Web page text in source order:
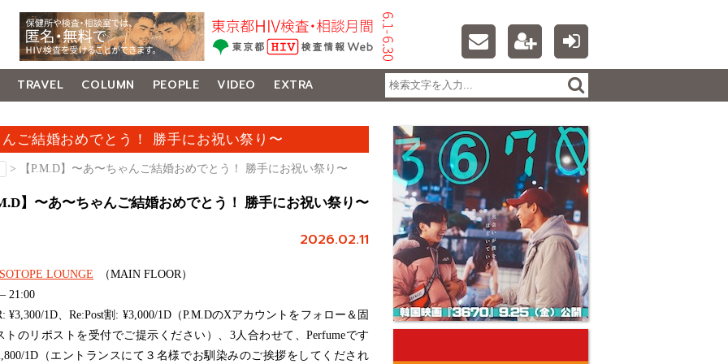
TRAVEL COLUMN PEOPLE VIDEO EXTRA
ご結婚おめでとう！ 勝手にお祝い祭り〜
> 【P.M.D】〜あ〜ちゃんご結婚おめでとう！ 勝手にお祝い祭り〜
】〜あ〜ちゃんご結婚おめでとう！ 勝手にお祝い祭り〜
2026.02.11
LOUNGE
（MAIN FLOOR）
21:00
¥3,300/1D、Re:Post割: ¥3,000/1D（P.M.DのXアカウントをフォロー＆固
トのリポストを受付でご提示ください）、3人合わせて、Perfumeです
1D（エントランスにて３名様でお馴染みのご挨拶をしてくだされ